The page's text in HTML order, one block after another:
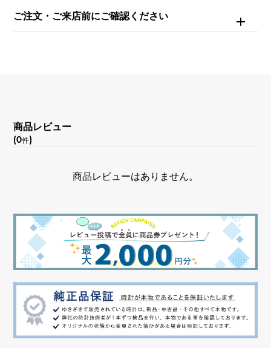
30m防水
機能
ご注文・ご来店前にご確認ください
商品レビュー
(0件)
商品レビューはありません。